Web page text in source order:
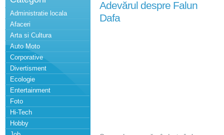
Administratie locala
Afaceri
Arta si Cultura
Auto Moto
Corporative
Divertisment
Ecologie
Entertainment
Foto
Hi-Tech
Hobby
Adevărul despre Falun
Dafa